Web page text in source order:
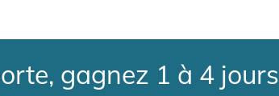
gagnez 1 à 4 jours